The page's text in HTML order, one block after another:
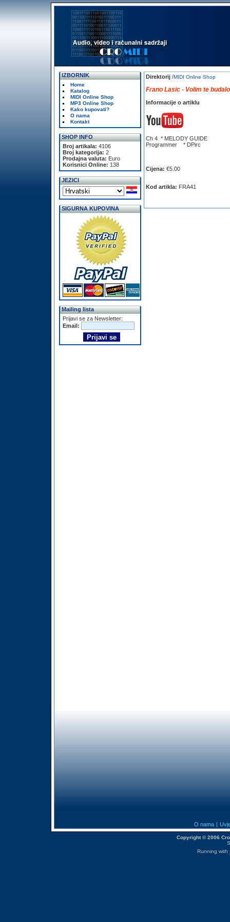
IZBORNIK
Home
Katalog
MIDI Online Shop
MP3 Online Shop
Kako kupovati?
O nama
Kontakt
SHOP INFO
Broj artikala: 4106
Broj kategorija: 2
Prodajna valuta: Euro
Korisnici Online: 138
JEZICI
SIGURNA KUPOVINA
Mailing lista
Prijavi se za Newsletter:
Email:
Direktorij /MIDI Online Shop
Frano Lasic - Volim te
Informacije o artiklu
Ch 4 * MELODY GUIDE
Programmer * DPirc
Cijena: €5.00
Kod artikla: FRA41
O nama |
Copyright © 2006
Running with